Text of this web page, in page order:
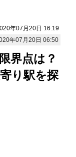
年07月20日 16:19
年07月20日 06:50
界点は？
り駅を探